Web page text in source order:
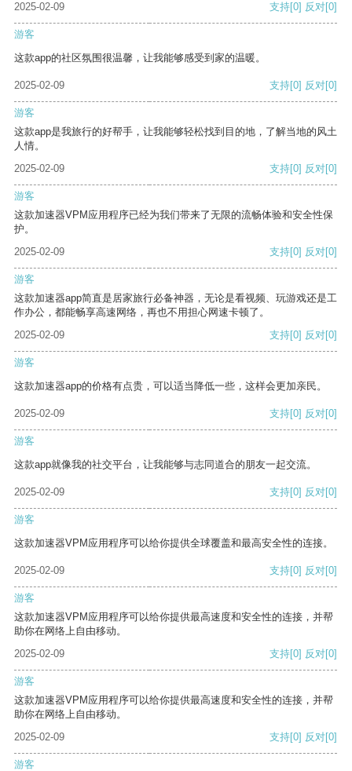
2025-02-09
支持[0] 反对[0]
游客
这款app的社区氛围很温馨，让我能够感受到家的温暖。
2025-02-09 支持[0] 反对[0]
游客
这款app是我旅行的好帮手，让我能够轻松找到目的地，了解当地的风土
人情。
2025-02-09
支持[0] 反对[0]
游客
这款加速器VPM应用程序已经为我们带来了无限的流畅体验和安全性保
护。
2025-02-09
支持[0] 反对[0]
游客
这款加速器app简直是居家旅行必备神器，无论是看视频、玩游戏还是工
作办公，都能畅享高速网络，再也不用担心网速卡顿了。
2025-02-09
支持[0] 反对[0]
游客
这款加速器app的价格有点贵，可以适当降低一些，这样会更加亲民。
2025-02-09 支持[0] 反对[0]
游客
这款app就像我的社交平台，让我能够与志同道合的朋友一起交流。
2025-02-09 支持[0] 反对[0]
游客
这款加速器VPM应用程序可以给你提供全球覆盖和最高安全性的连接。
2025-02-09 支持[0] 反对[0]
游客
这款加速器VPM应用程序可以给你提供最高速度和安全性的连接，并帮
助你在网络上自由移动。
2025-02-09
支持[0] 反对[0]
游客
这款加速器VPM应用程序可以给你提供最高速度和安全性的连接，并帮
助你在网络上自由移动。
2025-02-09
支持[0] 反对[0]
游客